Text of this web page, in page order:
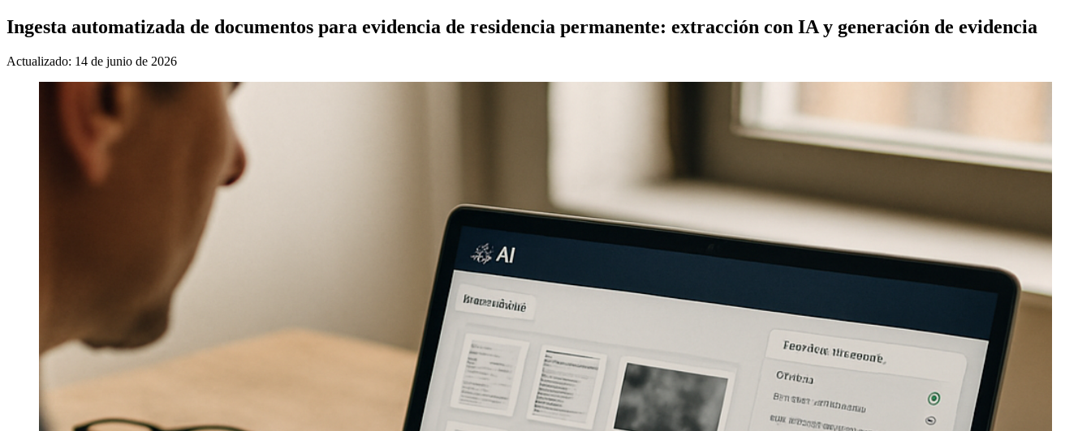
Ingesta automatizada de documentos para evidencia de residencia permanente: extracción con IA y generación de evidencia
Actualizado: 14 de junio de 2026